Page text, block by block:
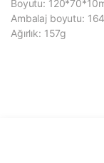
Boyutu:
Ambalaj boyutu:
Ağırlık: 157g